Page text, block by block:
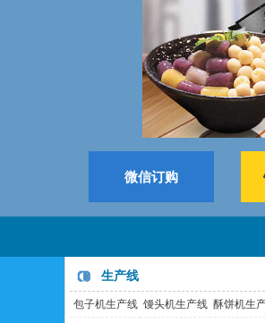
微信订购
生产线
包子机生产线 馒头机生产线 酥饼机生